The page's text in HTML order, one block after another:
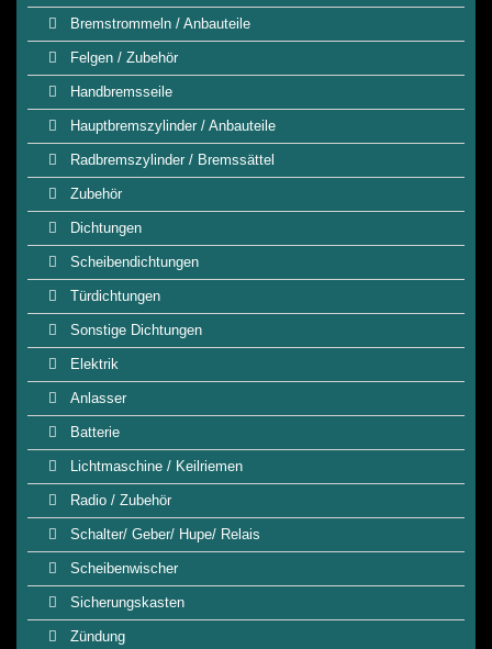
Bremstrommeln / Anbauteile
Felgen / Zubehör
Handbremsseile
Hauptbremszylinder / Anbauteile
Radbremszylinder / Bremssättel
Zubehör
Dichtungen
Scheibendichtungen
Türdichtungen
Sonstige Dichtungen
Elektrik
Anlasser
Batterie
Lichtmaschine / Keilriemen
Radio / Zubehör
Schalter/ Geber/ Hupe/ Relais
Scheibenwischer
Sicherungskasten
Zündung